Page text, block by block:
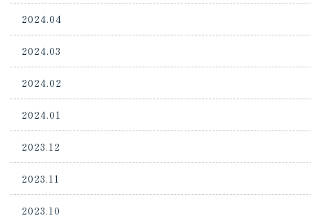
2024.04
2024.03
2024.02
2024.01
2023.12
2023.11
2023.10